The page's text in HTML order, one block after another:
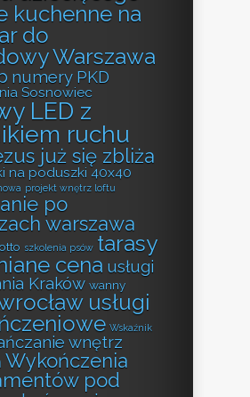
kuchenne na
do
Warszawa
numery PKD
Sosnowiec
LED z
ruchu
już się zbliża
na poduszki 40x40
projekt wnętrz loftu
po
warszawa
szkolenia psów tarasy
cena usługi
Kraków wanny
usługi
Wskaźnik
wnętrz
Wykończenia
pod